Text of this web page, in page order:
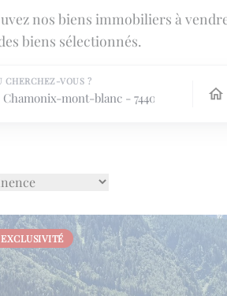
nos biens immobiliers à
biens sélectionnés.
CHERCHEZ-VOUS ?
cherchez-vous ?
chamonix-mont-blanc - 74400
cherchez-vous ?
EXCLUSIVITÉ